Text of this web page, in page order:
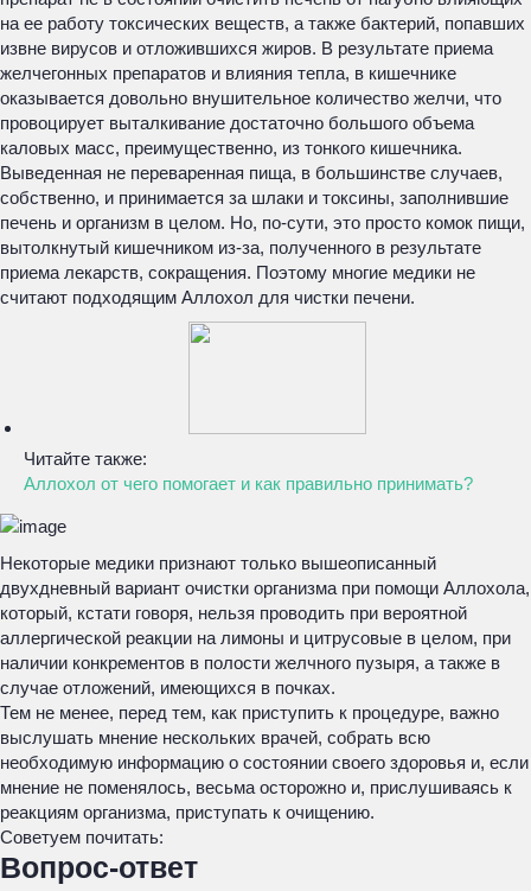
на ее работу токсических веществ, а также бактерий, попавших
извне вирусов и отложившихся жиров. В результате приема
желчегонных препаратов и влияния тепла, в кишечнике
оказывается довольно внушительное количество желчи, что
провоцирует выталкивание достаточно большого объема
каловых масс, преимущественно, из тонкого кишечника.
Выведенная не переваренная пища, в большинстве случаев,
собственно, и принимается за шлаки и токсины, заполнившие
печень и организм в целом. Но, по-сути, это просто комок пищи,
вытолкнутый кишечником из-за, полученного в результате
приема лекарств, сокращения. Поэтому многие медики не
считают подходящим Аллохол для чистки печени.
Читайте также:
Аллохол от чего помогает и как правильно принимать?
Некоторые медики признают только вышеописанный
двухдневный вариант очистки организма при помощи Аллохола,
который, кстати говоря, нельзя проводить при вероятной
аллергической реакции на лимоны и цитрусовые в целом, при
наличии конкрементов в полости желчного пузыря, а также в
случае отложений, имеющихся в почках.
Тем не менее, перед тем, как приступить к процедуре, важно
выслушать мнение нескольких врачей, собрать всю
необходимую информацию о состоянии своего здоровья и, если
мнение не поменялось, весьма осторожно и, прислушиваясь к
реакциям организма, приступать к очищению.
Советуем почитать:
Вопрос-ответ